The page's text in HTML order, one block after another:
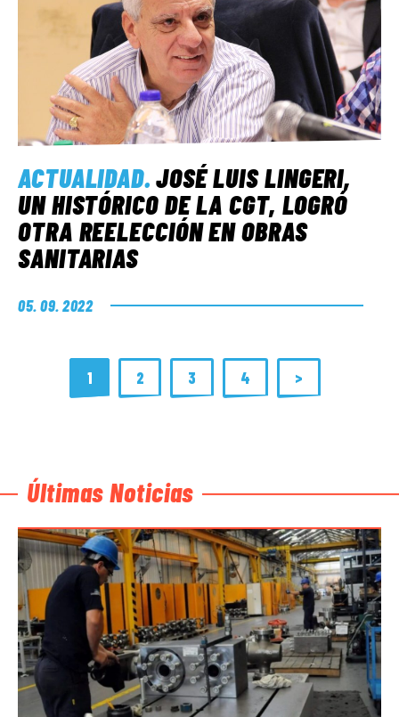
ACTUALIDAD.JOSÉ LUIS LINGERI,
UN HISTÓRICO DE LA CGT, LOGRÓ
OTRA REELECCIÓN EN OBRAS
SANITARIAS
05. 09. 2022
1 2 3 4 >
Últimas Noticias